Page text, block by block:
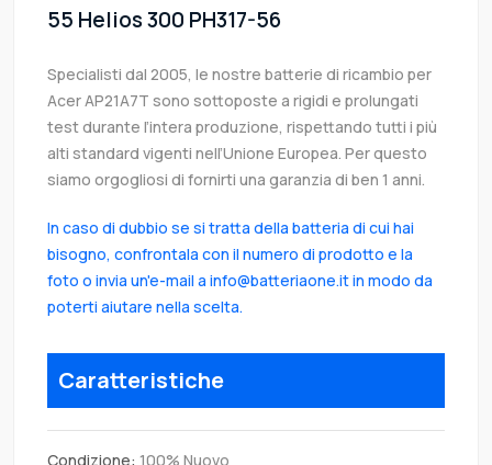
55 Helios 300 PH317-56
Specialisti dal 2005, le nostre batterie di ricambio per
Acer AP21A7T sono sottoposte a rigidi e prolungati
test durante l’intera produzione, rispettando tutti i più
alti standard vigenti nell’Unione Europea. Per questo
siamo orgogliosi di fornirti una garanzia di ben 1 anni.
In caso di dubbio se si tratta della batteria di cui hai
bisogno, confrontala con il numero di prodotto e la
foto o invia un'e-mail a info@batteriaone.it in modo da
poterti aiutare nella scelta.
Caratteristiche
Condizione: 100% Nuovo